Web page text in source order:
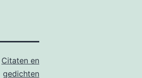
Citaten en
gedichten